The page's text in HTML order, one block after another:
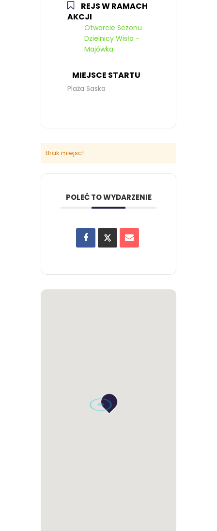
REJS W RAMACH
AKCJI
Otwarcie Sezonu
Dzielnicy Wisła -
Majówka
MIEJSCE STARTU
Plaża Saska
Brak miejsc!
POLEĆ TO WYDARZENIE